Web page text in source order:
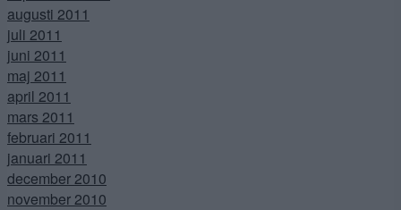
augusti 2011
juli 2011
juni 2011
maj 2011
april 2011
mars 2011
februari 2011
januari 2011
december 2010
november 2010